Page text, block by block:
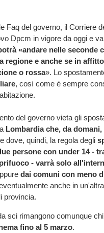
Faq del governo, il Corriere
Dpcm in vigore da oggi e
«andare nelle seconde
regione e anche se in
o rossa». Lo
, così come è sempre
del governo vieta gli
Lombardia che, da
dove, quindi, la regola degli
persone con under 14 -
- varrà solo
dai comuni con meno
anche in
provincia.
sci rimangono comunque
fino al 5 marzo.